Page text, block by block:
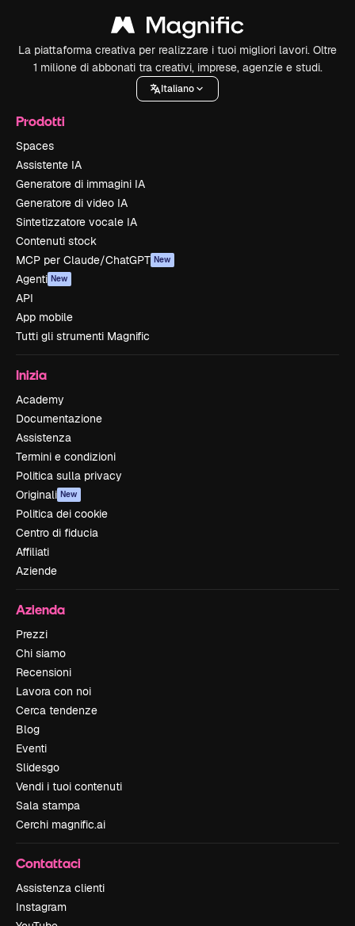
La piattaforma creativa per realizzare i tuoi migliori lavori. Oltre
1 milione di abbonati tra creativi, imprese, agenzie e studi.
Italiano
Prodotti
Spaces
Assistente IA
Generatore di immagini IA
Generatore di video IA
Sintetizzatore vocale IA
Contenuti stock
MCP per Claude/ChatGPT New
Agenti New
API
App mobile
Tutti gli strumenti Magnific
Inizia
Academy
Documentazione
Assistenza
Termini e condizioni
Politica sulla privacy
Originali New
Politica dei cookie
Centro di fiducia
Affiliati
Aziende
Azienda
Prezzi
Chi siamo
Recensioni
Lavora con noi
Cerca tendenze
Blog
Eventi
Slidesgo
Vendi i tuoi contenuti
Sala stampa
Cerchi magnific.ai
Contattaci
Assistenza clienti
Instagram